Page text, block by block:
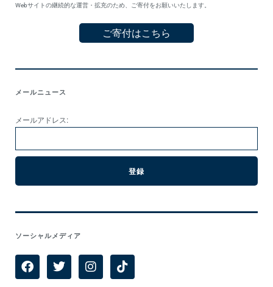
Webサイトの継続的な運営・拡充のため、ご寄付をお願いいたします。
ご寄付はこちら
メールニュース
メールアドレス:
ソーシャルメディア